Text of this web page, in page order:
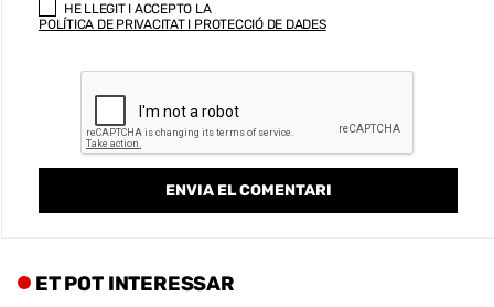
HE LLEGIT I ACCEPTO LA
POLÍTICA DE PRIVACITAT I PROTECCIÓ DE DADES
ET POT INTERESSAR